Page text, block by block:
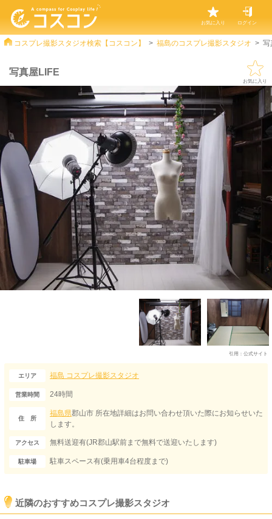
お気に入り ログイン
コスプレ撮影スタジオ検索【コスコン】 福島のコスプレ撮影スタジオ 写
写真屋LIFE
お気に入り
引用： 公式サイト
エリア 福島 コスプレ撮影スタジオ
営業時間 24時間
住 所
福島県郡山市 所在地詳細はお問い合わせ頂いた際にお知らせいた
します。
アクセス 無料送迎有(JR郡山駅前まで無料で送迎いたします)
駐車場 駐車スペース有(乗用車4台程度まで)
近隣のおすすめコスプレ撮影スタジオ